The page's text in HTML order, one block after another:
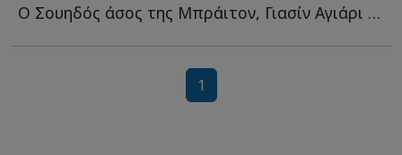
Ο Σουηδός άσος της Μπράιτον, Γιασίν Αγιάρι βρισκόταν σ...
1